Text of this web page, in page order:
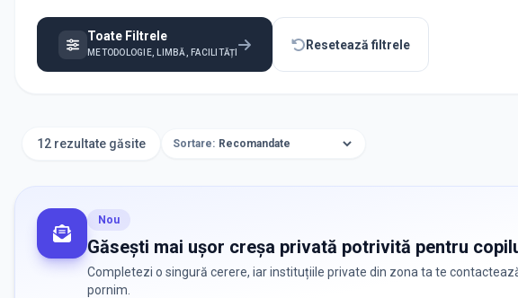
Toate Filtrele
METODOLOGIE, LIMBĂ, FACILITĂȚI
Resetează filtrele
12 rezultate găsite Sortare:
Nou
Găsești mai ușor creșa privată potrivită pentru
Completezi o singură cerere, iar instituțiile private din zona ta te
pornim.